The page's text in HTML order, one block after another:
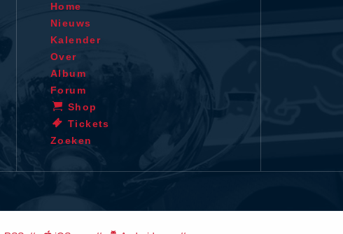
Home
Nieuws
Kalender
Over
Album
Forum
Shop
Tickets
Zoeken